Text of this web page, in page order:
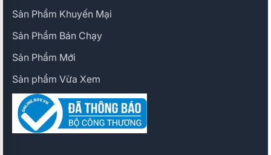
Sản Phẩm Khuyến Mại
Sản Phẩm Bán Chạy
Sản Phẩm Mới
Sản phẩm Vừa Xem